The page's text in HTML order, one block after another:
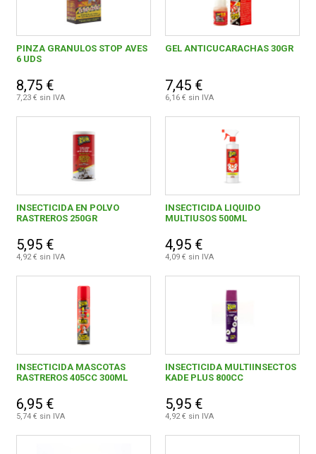
PINZA GRANULOS STOP AVES
6 UDS
8,75 €
7,23 € sin IVA
GEL ANTICUCARACHAS 30GR
7,45 €
6,16 € sin IVA
INSECTICIDA EN POLVO
RASTREROS 250GR
5,95 €
4,92 € sin IVA
INSECTICIDA LIQUIDO
MULTIUSOS 500ML
4,95 €
4,09 € sin IVA
INSECTICIDA MASCOTAS
RASTREROS 405CC 300ML
6,95 €
5,74 € sin IVA
INSECTICIDA MULTIINSECTOS
KADE PLUS 800CC
5,95 €
4,92 € sin IVA